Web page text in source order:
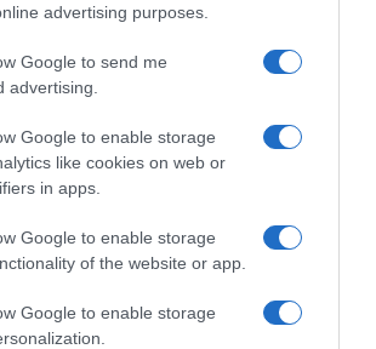
advertising purposes.
Google to send me
advertising.
Google to enable storage
like cookies on web or
in apps.
Google to enable storage
of the website or app.
Google to enable storage